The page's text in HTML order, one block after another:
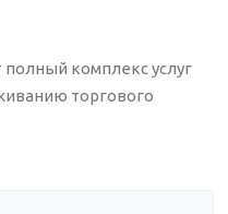
полный комплекс услуг
торгового